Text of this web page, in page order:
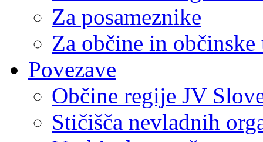
Za posameznike
Za občine in občinske
Povezave
Občine regije JV
Stičišča nevladnih